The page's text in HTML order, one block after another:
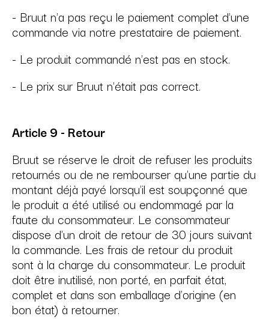
- Bruut n'a pas reçu le paiement complet d'une
commande via notre prestataire de paiement.
- Le produit commandé n'est pas en stock.
- Le prix sur Bruut n'était pas correct.
Article 9 - Retour
Bruut se réserve le droit de refuser les produits
retournés ou de ne rembourser qu'une partie du
montant déjà payé lorsqu'il est soupçonné que
le produit a été utilisé ou endommagé par la
faute du consommateur. Le consommateur
dispose d'un droit de retour de 30 jours suivant
la commande. Les frais de retour du produit
sont à la charge du consommateur. Le produit
doit être inutilisé, non porté, en parfait état,
complet et dans son emballage d'origine (en
bon état) à retourner.